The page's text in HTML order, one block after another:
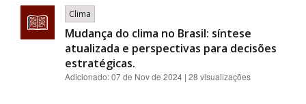
Clima
Mudança do clima no Brasil: síntese
atualizada e perspectivas para decisões
estratégicas.
Adicionado:07 de Nov de 2024 | 28 visualizações